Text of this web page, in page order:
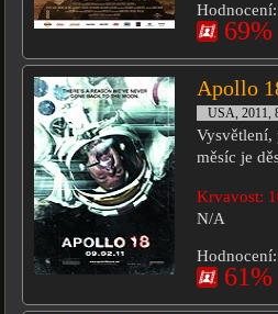
Hodnocení:
69%
Apollo
USA, 2011,
Vysvětlení,
měsíc je
Krvavost:
N/A
Hodnocení:
61%